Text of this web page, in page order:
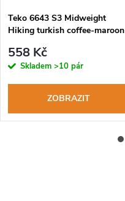
Teko 6643 S3 Midweight
Hiking turkish coffee-maroon
558 Kč
Skladem >10 pár
ZOBRAZIT